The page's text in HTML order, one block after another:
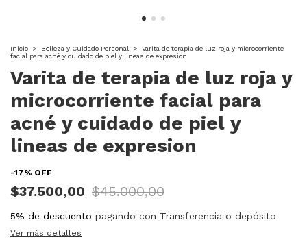
Inicio > Belleza y Cuidado Personal >
Varita de terapia de luz roja y microcorriente
facial para acné y cuidado de piel y lineas de expresion
Varita de terapia de luz roja y
microcorriente facial para
acné y cuidado de piel y
lineas de expresion
-17% OFF
$37.500,00 $45.000,00
5% de descuento pagando con Transferencia o depósito
Ver más detalles